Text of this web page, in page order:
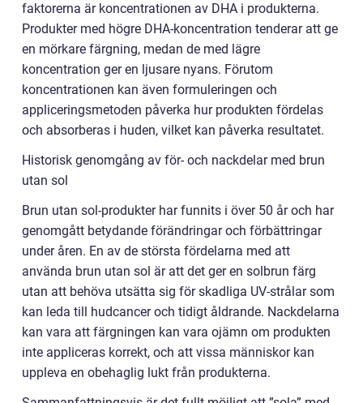
faktorerna är koncentrationen av DHA i produkterna.
Produkter med högre DHA-koncentration tenderar att ge
en mörkare färgning, medan de med lägre
koncentration ger en ljusare nyans. Förutom
koncentrationen kan även formuleringen och
appliceringsmetoden påverka hur produkten fördelas
och absorberas i huden, vilket kan påverka resultatet.
Historisk genomgång av för- och nackdelar med brun
utan sol
Brun utan sol-produkter har funnits i över 50 år och har
genomgått betydande förändringar och förbättringar
under åren. En av de största fördelarna med att
använda brun utan sol är att det ger en solbrun färg
utan att behöva utsätta sig för skadliga UV-strålar som
kan leda till hudcancer och tidigt åldrande. Nackdelarna
kan vara att färgningen kan vara ojämn om produkten
inte appliceras korrekt, och att vissa människor kan
uppleva en obehaglig lukt från produkterna.